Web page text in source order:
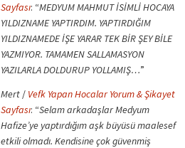
Sayfası: “MEDYUM MAHMUT İSİMLİ HOCAYA
YILDIZNAME YAPTIRDIM. YAPTIRDIĞIM
YILDIZNAMEDE İŞE YARAR TEK BİR ŞEY BİLE
YAZMIYOR. TAMAMEN SALLAMASYON
YAZILARLA DOLDURUP YOLLAMIŞ…”
Mert/ Vefk Yapan Hocalar Yorum & Şikayet
Sayfası: “Selam arkadaşlar Medyum
Hafize’ye yaptırdığım aşk büyüsü maalesef
etkili olmadı. Kendisine çok güvenmiş